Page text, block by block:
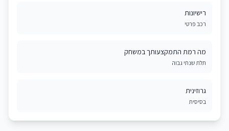
רישיונות
רכב פרטי
מה רמת התמקצעותך במשחק
תלת שנתי גבוה
גרוזינית
בסיסית